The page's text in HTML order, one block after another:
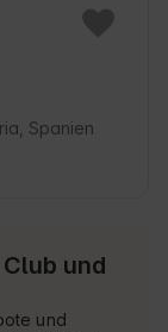
Spanien
und
und